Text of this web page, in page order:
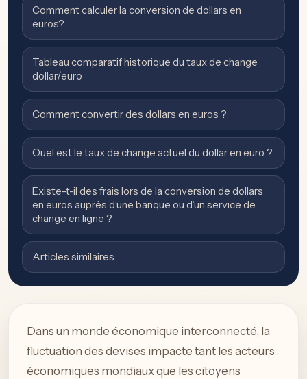
Comment calculer la conversion de dollars en
euros?
Tableau comparatif historique du taux de change
dollar/euro
Comment convertir des dollars en euros ?
Quel est le taux de change actuel du dollar en euro ?
Existe-t-il des frais lors de la conversion de dollars
en euros auprès d’une banque ou d’un service de
change en ligne ?
Articles similaires
Dans un monde économique interconnecté, la
fluctuation des devises impacte tant les acteurs
économiques mondiaux que les citoyens